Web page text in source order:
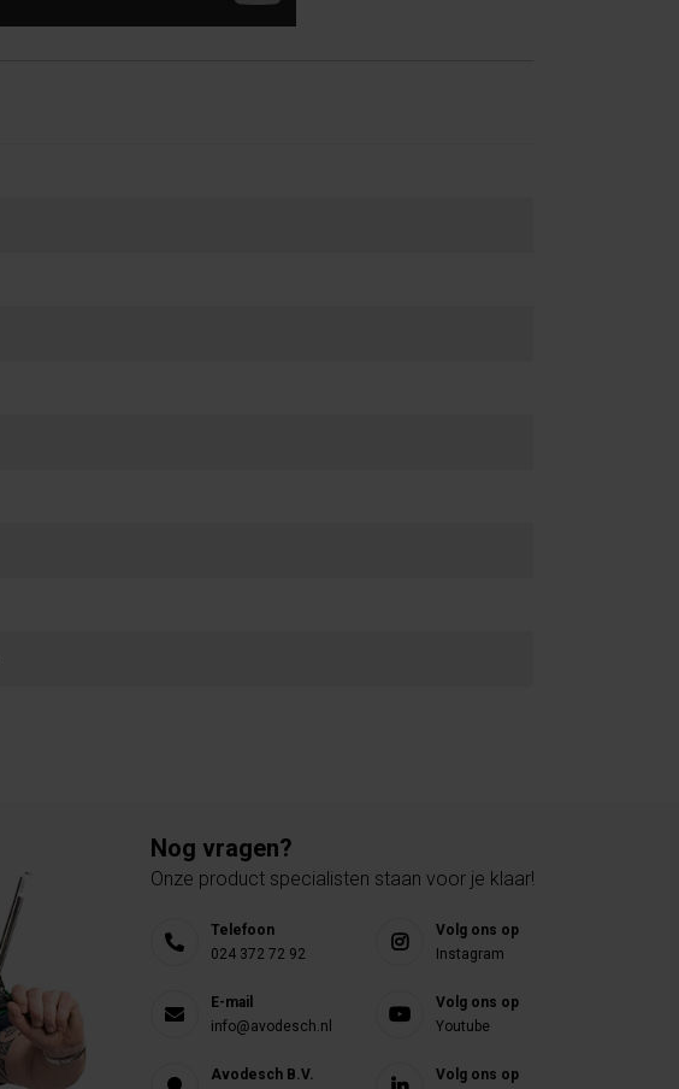
Nog vragen?
Onze product specialisten staan voor je klaar!
Telefoon
024 372 72 92
E-mail
info@avodesch.nl
Avodesch B.V.
Volg ons op
Instagram
Volg ons op
Youtube
Volg ons op